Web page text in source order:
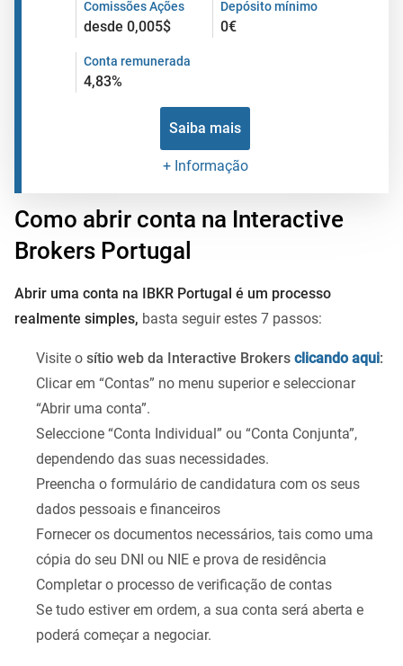
Comissões Ações
desde 0,005$
Depósito mínimo
0€
Conta remunerada
4,83%
Saiba mais
+ Informação
Como abrir conta na Interactive
Brokers Portugal
Abrir uma conta na IBKR Portugal é um processo
realmente simples, basta seguir estes 7 passos:
Visite o sítio web da Interactive Brokers clicando aqui:
Clicar em “Contas” no menu superior e seleccionar
“Abrir uma conta”.
Seleccione “Conta Individual” ou “Conta Conjunta”,
dependendo das suas necessidades.
Preencha o formulário de candidatura com os seus
dados pessoais e financeiros
Fornecer os documentos necessários, tais como uma
cópia do seu DNI ou NIE e prova de residência
Completar o processo de verificação de contas
Se tudo estiver em ordem, a sua conta será aberta e
poderá começar a negociar.